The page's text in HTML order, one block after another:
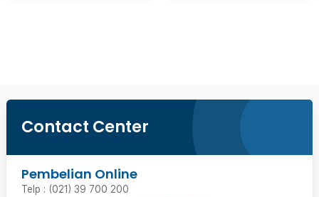
Contact Center
Pembelian Online
Telp : (021) 39 700 200